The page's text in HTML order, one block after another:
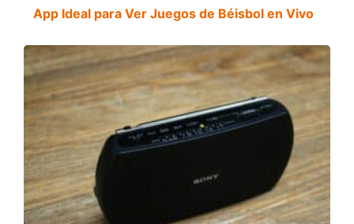
App Ideal para Ver Juegos de Béisbol en Vivo